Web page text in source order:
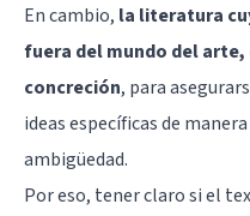
En cambio, la literatura
fuera del mundo del
concreción, para
ideas específicas de
ambigüedad.
Por eso, tener claro si el